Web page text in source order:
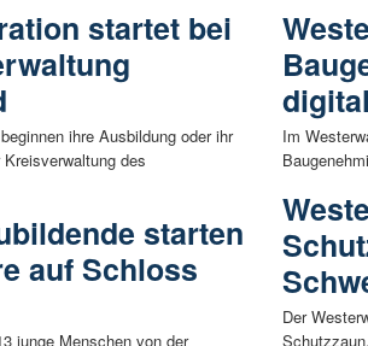
startet bei
ihre Ausbildung oder ihr
des
starten
auf Schloss
junge Menschen von der
Im
Der